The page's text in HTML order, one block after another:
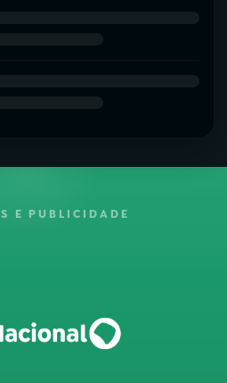
E PUBLICIDADE